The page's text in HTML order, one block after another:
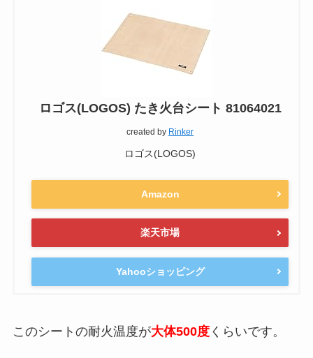
ロゴス(LOGOS) たき火台シート 81064021
created by Rinker
ロゴス(LOGOS)
Amazon
楽天市場
Yahooショッピング
このシートの耐火温度が大体500度くらいです。